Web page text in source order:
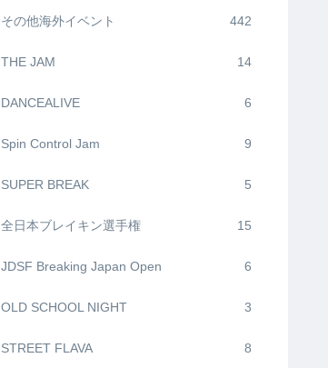
その他海外イベント 442
THE JAM 14
DANCEALIVE 6
Spin Control Jam 9
SUPER BREAK 5
全日本ブレイキン選手権 15
JDSF Breaking Japan Open 6
OLD SCHOOL NIGHT 3
STREET FLAVA 8